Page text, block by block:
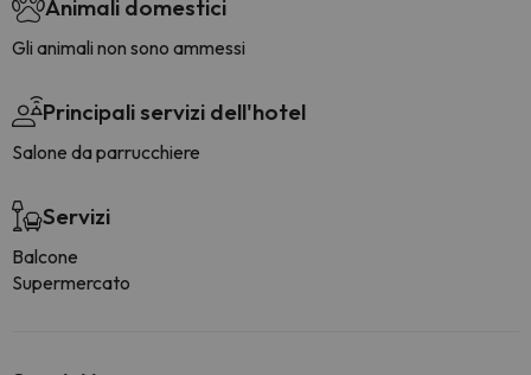
Animali domestici
Gli animali non sono ammessi
Principali servizi dell'hotel
Salone da parrucchiere
Servizi
Balcone
Supermercato